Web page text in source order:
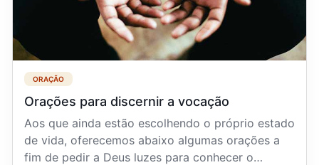
ORAÇÃO
Orações para discernir a vocação
Aos que ainda estão escolhendo o próprio estado
de vida, oferecemos abaixo algumas orações a
fim de pedir a Deus luzes para conhecer o